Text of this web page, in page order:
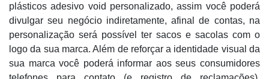
plásticos adesivo void personalizado, assim você poderá
divulgar seu negócio indiretamente, afinal de contas, na
personalização será possível ter sacos e sacolas com o
logo da sua marca. Além de reforçar a identidade visual da
sua marca você poderá informar aos seus consumidores